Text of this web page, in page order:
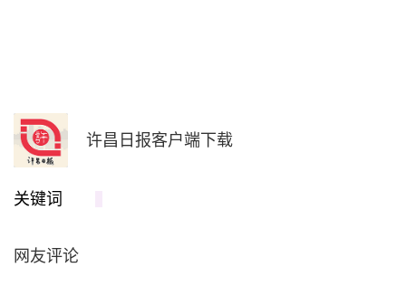
许昌日报客户端下载
关键词
网友评论